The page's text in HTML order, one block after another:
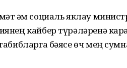
һәм социаль яклау
кайбер түрәләренә
табибларга бәясе өч мең